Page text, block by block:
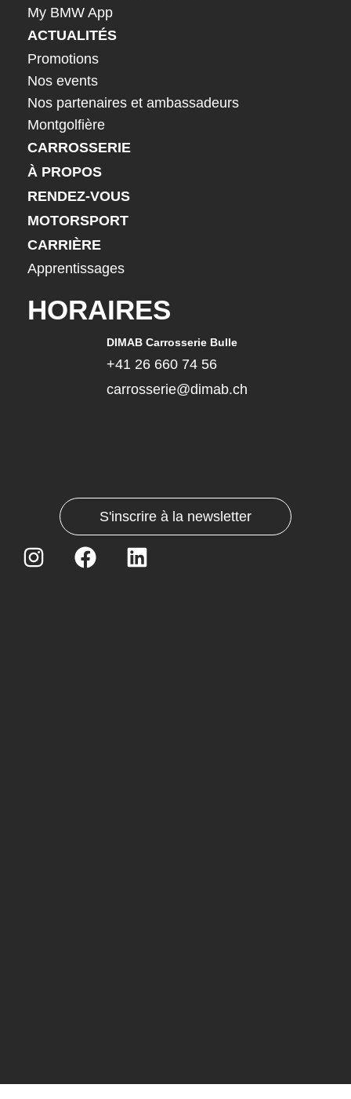
My BMW App
ACTUALITÉS
Promotions
Nos events
Nos partenaires et ambassadeurs
Montgolfière
CARROSSERIE
À PROPOS
RENDEZ-VOUS
MOTORSPORT
CARRIÈRE
Apprentissages
HORAIRES
DIMAB Carrosserie Bulle
+41 26 660 74 56
carrosserie@dimab.ch
S'inscrire à la newsletter